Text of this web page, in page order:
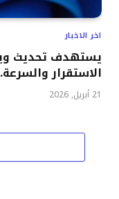
اخر الاخبار
الاستقرار والسرعة.
21 أبريل, 2026